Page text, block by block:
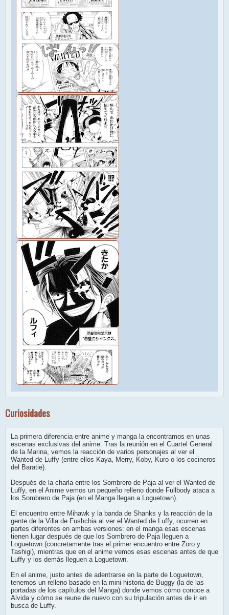
Curiosidades
La primera diferencia entre anime y manga la encontramos en unas
escenas exclusivas del anime. Tras la reunión en el Cuartel General
de la Marina, vemos la reacción de varios personajes al ver el
Wanted de Luffy (entre ellos Kaya, Merry, Koby, Kuro o los cocineros
del Baratie).
Después de la charla entre los Sombrero de Paja al ver el Wanted de
Luffy, en el Anime vemos un pequeño relleno donde Fullbody ataca a
los Sombrero de Paja (en el Manga llegan a Loguetown).
El encuentro entre Mihawk y la banda de Shanks y la reacción de la
gente de la Villa de Fushchia al ver el Wanted de Luffy, ocurren en
partes diferentes en ambas versiones: en el manga esas escenas
tienen lugar después de que los Sombrero de Paja lleguen a
Loguetown (concretamente tras el primer encuentro entre Zoro y
Tashigi), mientras que en el anime vemos esas escenas antes de que
Luffy y los demás lleguen a Loguetown.
En el anime, justo antes de adentrarse en la parte de Loguetown,
tenemos un relleno basado en la mini-historia de Buggy (la de las
portadas de los capítulos del Manga) donde vemos cómo conoce a
Alvida y cómo se reune de nuevo con su tripulación antes de ir en
busca de Luffy.